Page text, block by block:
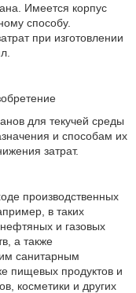
Имеется корпус
способу.
при изготовлении
для текучей среды
и способам их
затрат.
производственных
в таких
и газовых
а также
санитарным
пищевых продуктов и
косметики и других